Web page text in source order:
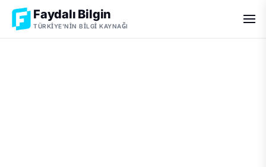
Faydalı Bilgin
TÜRKIYE'NIN BILGI KAYNAĞI